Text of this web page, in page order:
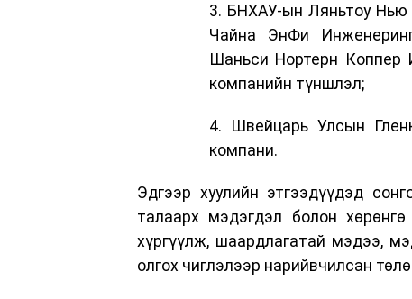
3. БНХАУ-ын Ляньтоу Нью
Чайна ЭнФи
Шаньси Нортерн Коппер
компанийн түншлэл;
4. Швейцарь Улсын
компани.
Эдгээр хуулийн этгээдүүдэд
талаарх мэдэгдэл болон хөрөнгө
хүргүүлж, шаардлагатай мэдээ,
олгох чиглэлээр нарийвчилсан